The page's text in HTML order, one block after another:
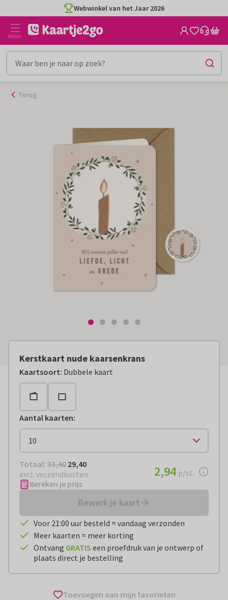
naar
inhoud
Webwinkel van het Jaar 2026
MENU
Terug
Kerstkaart nude kaarsenkrans
Kaartsoort: Dubbele kaart
Aantal kaarten:
Totaal: € 29,40
Totaal: 33,40 29,40
excl. verzendkosten
€ 2,94per stuk
2,94 p/st.
Bereken je prijs
Bewerk je kaart
Voor 21:00 uur besteld = vandaag verzonden
Meer kaarten = meer korting
Ontvang GRATIS een proefdruk van je ontwerp of
plaats direct je bestelling
Toevoegen aan mijn favorieten